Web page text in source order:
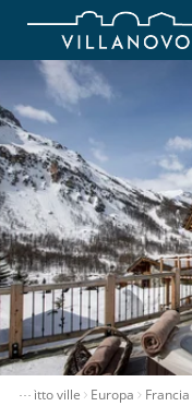
…
Affitto ville Europa Francia